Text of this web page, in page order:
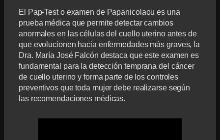
El Pap-Test o examen de Papanicolaou es una
prueba médica que permite detectar cambios
anormales en las células del cuello uterino antes de
que evolucionen hacia enfermedades más graves, la
Dra. María José Falcón destaca que este examen es
fundamental para la detección temprana del cáncer
de cuello uterino y forma parte de los controles
preventivos que toda mujer debe realizarse según
las recomendaciones médicas.